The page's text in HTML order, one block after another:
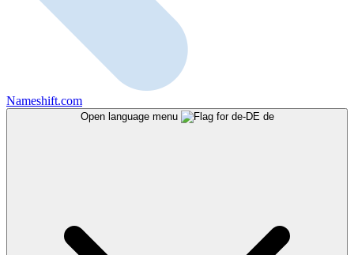
Nameshift.com
Open language menu de